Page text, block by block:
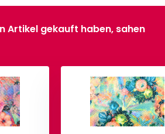
Artikel gekauft haben, sahen